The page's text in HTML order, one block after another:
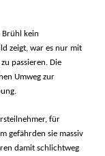
kein
zeigt, war es nur mit
passieren. Die
Umweg zur
für
gefährden sie massiv
damit schlichtweg